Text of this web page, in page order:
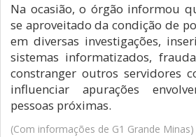
Na ocasião, o órgão informou
se aproveitado da condição de
em diversas investigações,
sistemas informatizados,
constranger outros servidores
influenciar apurações
pessoas próximas.
(Com informações de G1 Grande Minas)